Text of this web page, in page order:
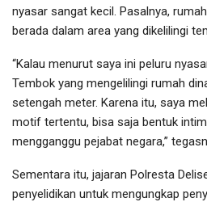
nyasar sangat kecil. Pasalnya,
berada dalam area yang dikelilingi
“Kalau menurut saya ini peluru
Tembok yang mengelilingi rumah
setengah meter. Karena itu, saya
motif tertentu, bisa saja bentuk
mengganggu pejabat negara,”
Sementara itu, jajaran Polresta
penyelidikan untuk mengungkap